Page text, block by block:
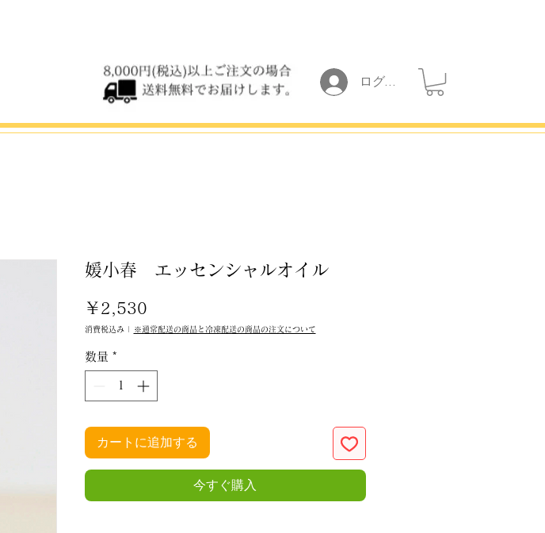
ログイン
媛小春 エッセンシャルオイル
￥2,530価
格
消費税込み| ※通常配送の商品と冷凍配送の商品の注文について
数量 *
カートに追加する
今すぐ購入